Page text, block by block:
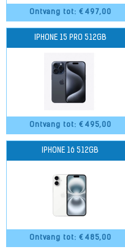
Ontvang tot: € 497,00
Ontvang tot: € 495,00
IPHONE 15 PRO 512GB
Ontvang tot: € 485,00
IPHONE 16 512GB